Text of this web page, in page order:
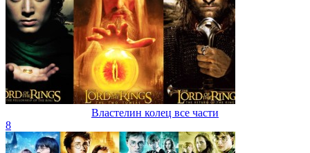
Властелин колец все части
8